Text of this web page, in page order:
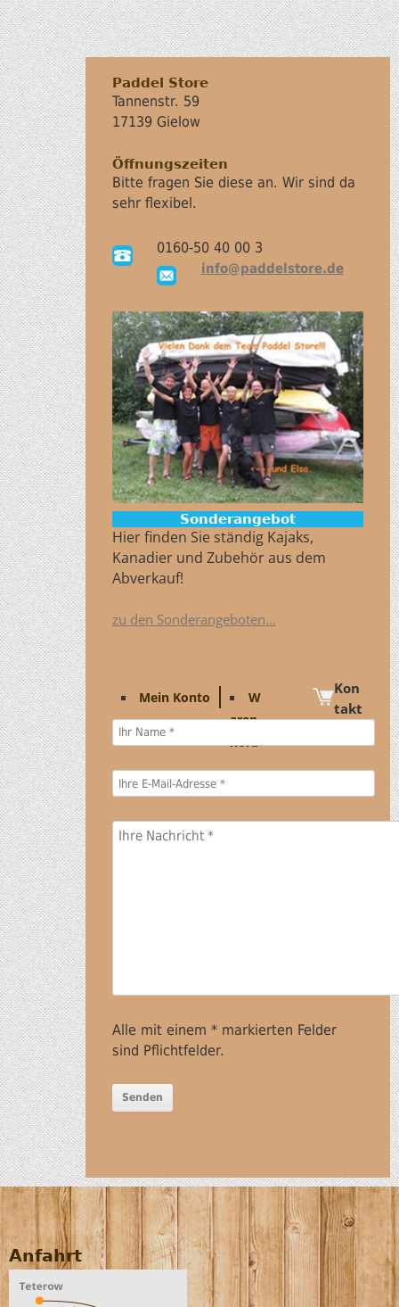
Paddel Store
Tannenstr. 59
17139 Gielow
Öffnungszeiten
Bitte fragen Sie diese an. Wir sind da
sehr flexibel.
0160-50 40 00 3
info@paddelstore.de
Sonderangebot
Hier finden Sie ständig Kajaks,
Kanadier und Zubehör aus dem
Abverkauf!
zu den Sonderangeboten...
Mein Konto
W
aren
korb
Kon
takt
Alle mit einem * markierten Felder
sind Pflichtfelder.
Anfahrt